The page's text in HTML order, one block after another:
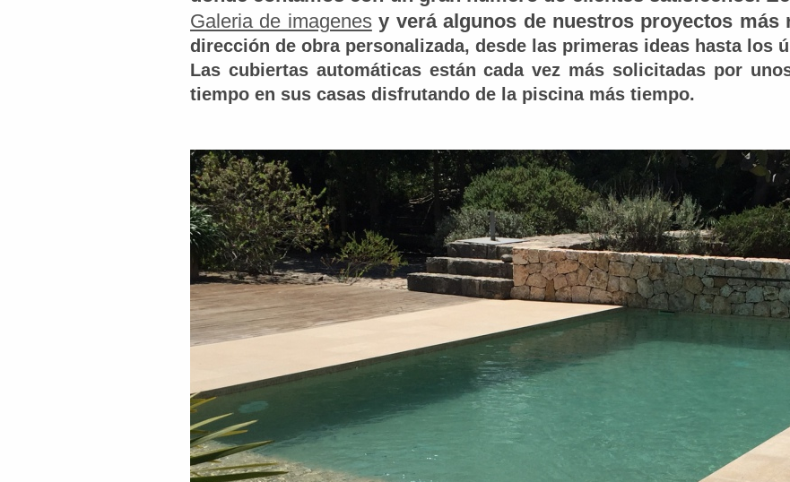
Galeria de imagenesy verá algunos de nuestros proyectos más
dirección de obra personalizada, desde las primeras ideas hasta los
Las cubiertas automáticas están cada vez más solicitadas por
tiempo en sus casas disfrutando de la piscina más tiempo.